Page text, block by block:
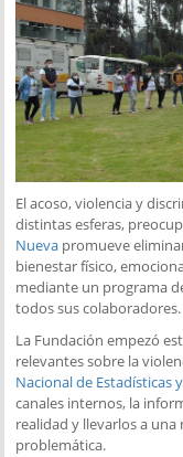
El acoso, violencia y
distintas esferas,
Nueva promueve
bienestar físico,
mediante un programa
todos sus colaboradores.
La Fundación empezó
relevantes sobre la
Nacional de Estadísticas
canales internos, la
realidad y llevarlos a
problemática.